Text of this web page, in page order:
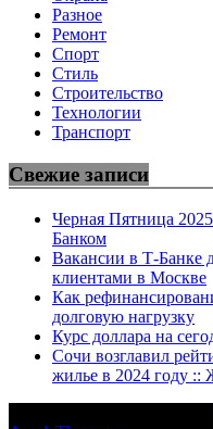
Разное
Ремонт
Спорт
Стиль
Строительство
Технологии
Транспорт
Свежие записи
Черная Пятница
Банком
Вакансии в Т-Банке
клиентами в Москве
Как
долговую нагрузку
Курс доллара на
Сочи возглавил
жилье в 2024 году